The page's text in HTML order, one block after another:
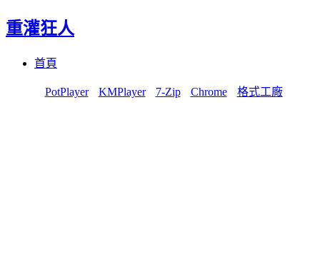
重灌狂人
首頁
PotPlayer KMPlayer 7-Zip Chrome 格式工廠